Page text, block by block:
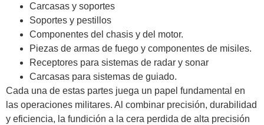
Carcasas y soportes
Soportes y pestillos
Componentes del chasis y del motor.
Piezas de armas de fuego y componentes de misiles.
Receptores para sistemas de radar y sonar
Carcasas para sistemas de guiado.
Cada una de estas partes juega un papel fundamental en
las operaciones militares. Al combinar precisión, durabilidad
y eficiencia, la fundición a la cera perdida de alta precisión